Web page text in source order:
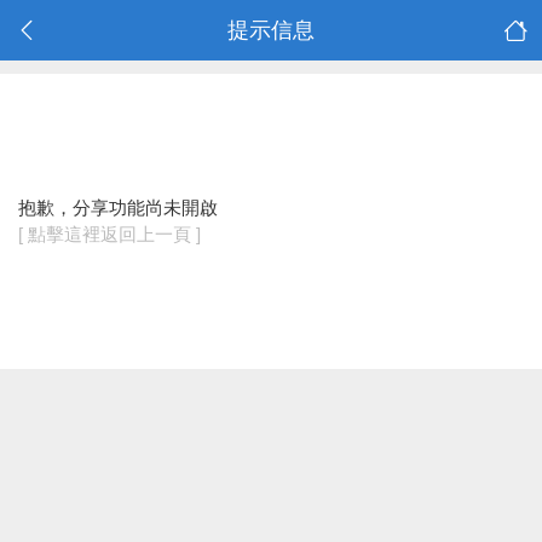
提示信息
抱歉，分享功能尚未開啟
[ 點擊這裡返回上一頁 ]